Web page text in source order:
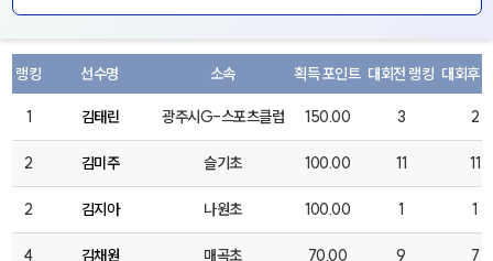
랭킹 선수명 소속 획득 포인트 대회전 랭킹 대회후
1 김태린 광주시G-스포츠클럽 150.00 3 2
2 김미주 슬기초 100.00 11 11
2 김지아 나원초 100.00 1 1
4 김채원 매곡초 70.00 9 7